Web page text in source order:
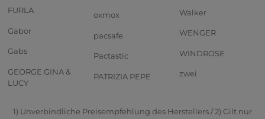
FURLA
Gabor
Gabs
GEORGE GINA &
LUCY
oxmox
pacsafe
Pactastic
PATRIZIA PEPE
Walker
WENGER
WINDROSE
zwei
1) Unverbindliche Preisempfehlung des Herstellers / 2) Gilt nur